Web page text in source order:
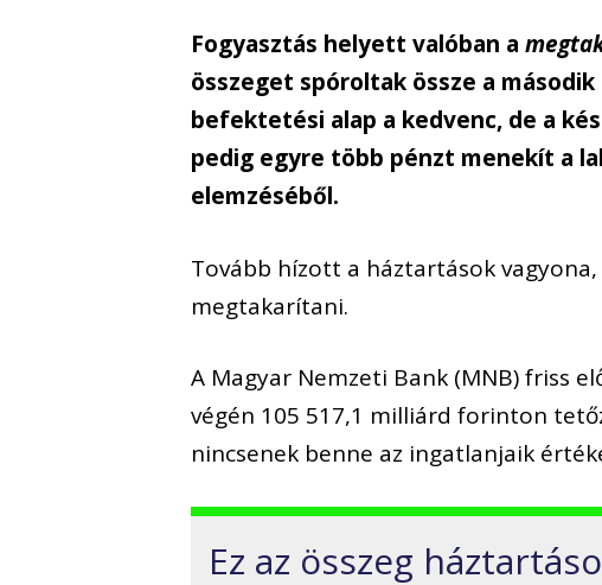
Fogyasztás helyett valóban a
összeget spóroltak össze a
befektetési alap a kedvenc, de a
pedig egyre több pénzt menekít a
elemzéséből.
Tovább hízott a háztartások
megtakarítani.
A Magyar Nemzeti Bank (MNB) friss
végén 105 517,1 milliárd forinton
nincsenek benne az ingatlanjaik
Ez az összeg